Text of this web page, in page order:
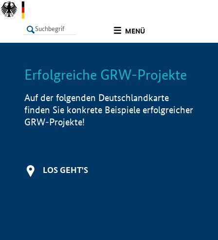
MENÜ
LISTE Info
Erfolgreiche GRW-Projekte
Auf der folgenden Deutschlandkarte
finden Sie konkrete Beispiele erfolgreicher
GRW-Projekte!
LOS GEHT'S